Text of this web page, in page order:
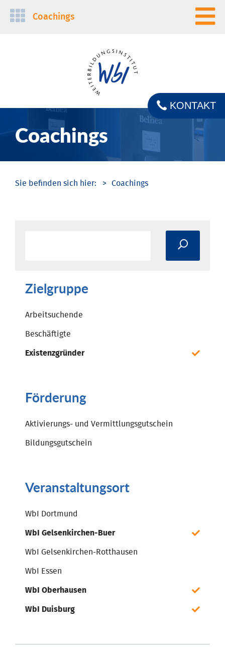
Navigation
Coachings
Coachings
KONTAKT
Coachings
Zielgruppe
Arbeitsuchende
Beschäftigte
Existenzgründer
Förderung
Aktivierungs- und Vermittlungsgutschein
Bildungsgutschein
Veranstaltungsort
WbI Dortmund
WbI Gelsenkirchen-Buer
WbI Gelsenkirchen-Rotthausen
WbI Essen
WbI Oberhausen
WbI Duisburg